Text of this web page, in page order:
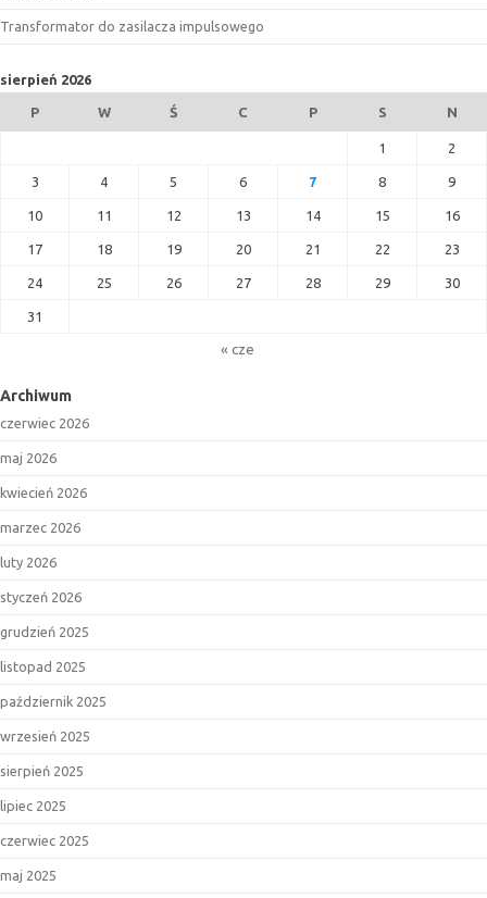
Transformator do zasilacza impulsowego
sierpień 2026
P W Ś C P S N
1 2
3 4 5 6 7 8 9
10 11 12 13 14 15 16
17 18 19 20 21 22 23
24 25 26 27 28 29 30
31
« cze
Archiwum
czerwiec 2026
maj 2026
kwiecień 2026
marzec 2026
luty 2026
styczeń 2026
grudzień 2025
listopad 2025
październik 2025
wrzesień 2025
sierpień 2025
lipiec 2025
czerwiec 2025
maj 2025